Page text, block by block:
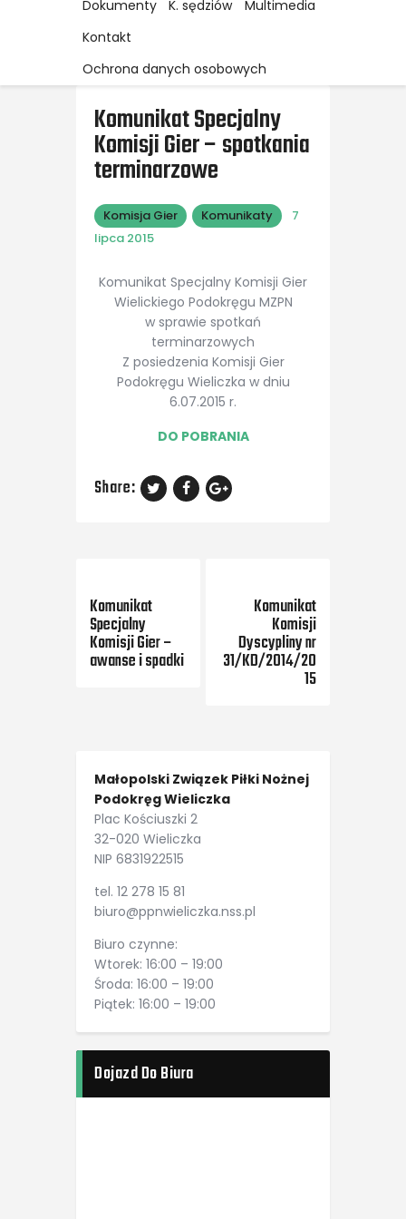
Dokumenty
K. sędziów
Multimedia
Kontakt
Ochrona danych osobowych
Komunikat Specjalny
Komisji Gier – spotkania
terminarzowe
Komisja Gier Komunikaty
7
lipca 2015
Komunikat Specjalny Komisji Gier
Wielickiego Podokręgu MZPN
w sprawie spotkań
terminarzowych
Z posiedzenia Komisji Gier
Podokręgu Wieliczka w dniu
6.07.2015 r.
DO POBRANIA
Share:
Komunikat
Specjalny
Komisji Gier –
awanse i spadki
Komunikat
Komisji
Dyscypliny nr
31/KD/2014/20
15
Małopolski Związek Piłki Nożnej
Podokręg Wieliczka
Plac Kościuszki 2
32-020 Wieliczka
NIP 6831922515
tel. 12 278 15 81
biuro@ppnwieliczka.nss.pl
Biuro czynne:
Wtorek: 16:00 – 19:00
Środa: 16:00 – 19:00
Piątek: 16:00 – 19:00
Dojazd Do Biura